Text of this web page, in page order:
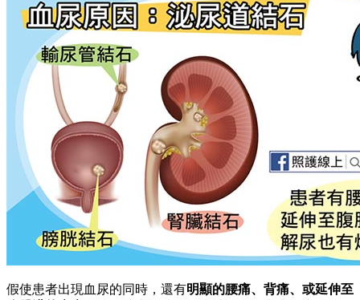
假使患者出現血尿的同時，還有明顯的腰痛、背痛、或延伸至